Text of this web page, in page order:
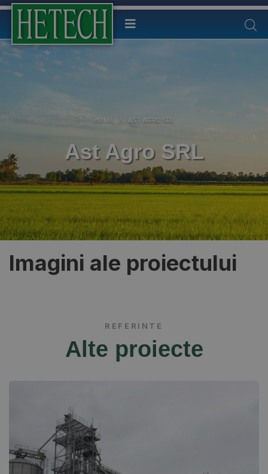
HOME / AST AGRO SRL
Ast Agro SRL
Imagini ale proiectului
REFERINTE
Alte proiecte